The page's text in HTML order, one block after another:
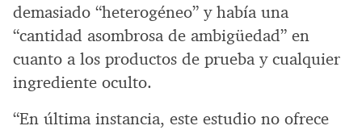
demasiado “heterogéneo” y había una
“cantidad asombrosa de ambigüedad” en
cuanto a los productos de prueba y cualquier
ingrediente oculto.
“En última instancia, este estudio no ofrece